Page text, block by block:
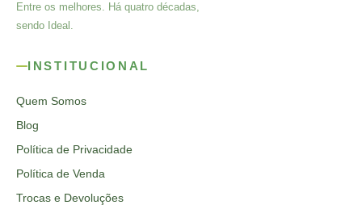
Entre os melhores. Há quatro décadas,
sendo Ideal.
INSTITUCIONAL
Quem Somos
Blog
Política de Privacidade
Política de Venda
Trocas e Devoluções